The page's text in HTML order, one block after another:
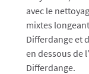
avec le
mixtes
Differdange et
en dessous de
Differdange.